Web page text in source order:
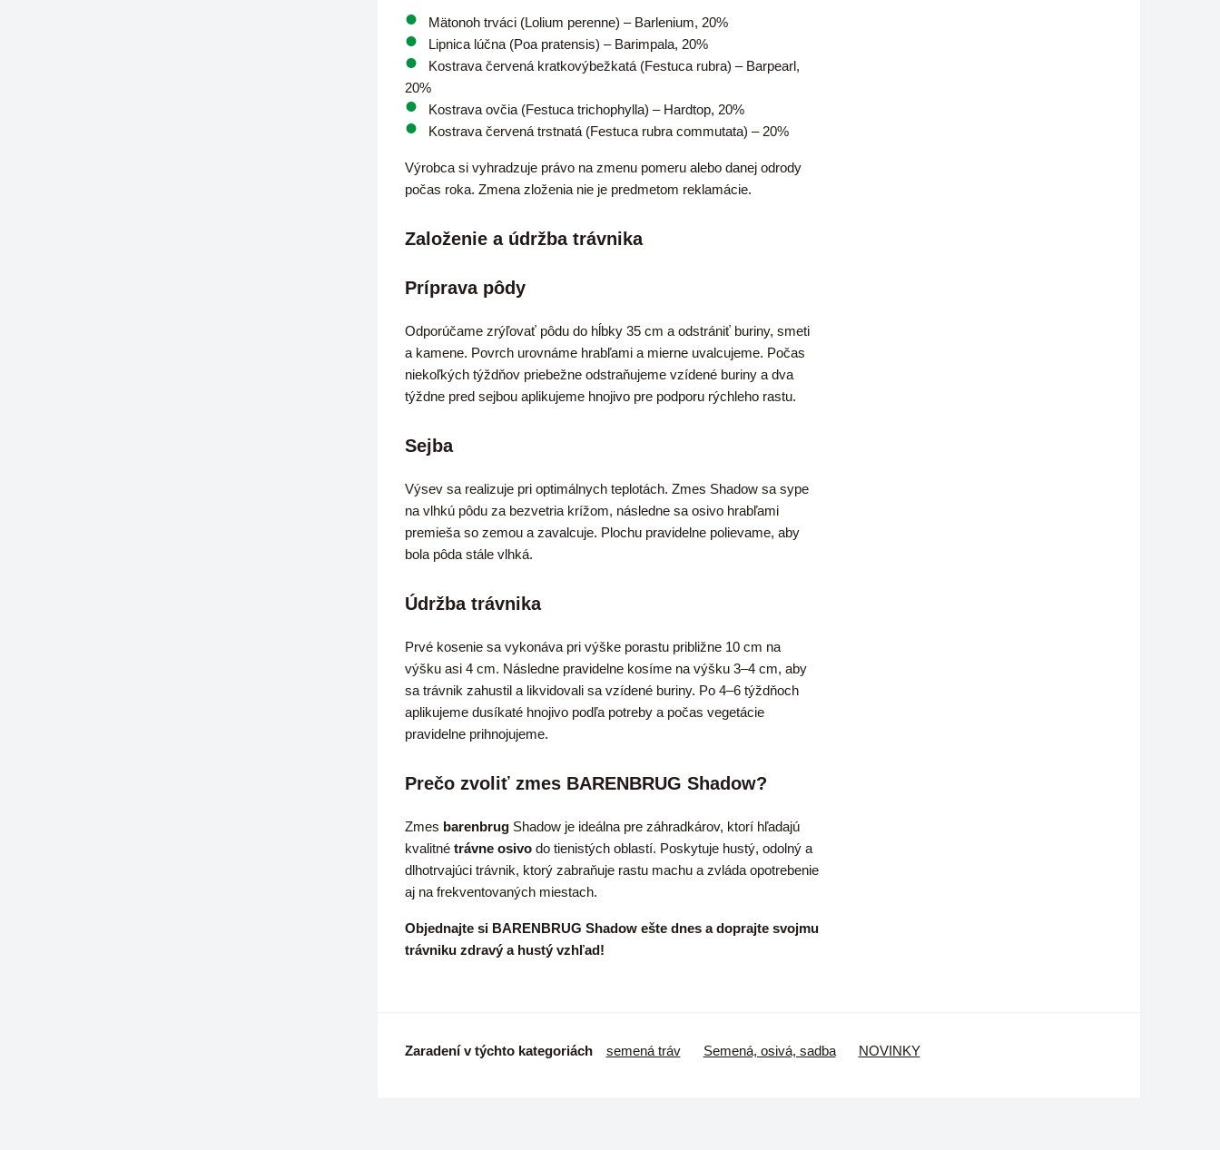
Mätonoh trváci (Lolium perenne) – Barlenium, 20%
Lipnica lúčna (Poa pratensis) – Barimpala, 20%
Kostrava červená kratkovýbežkatá (Festuca rubra) – Barpearl,
20%
Kostrava ovčia (Festuca trichophylla) – Hardtop, 20%
Kostrava červená trstnatá (Festuca rubra commutata) – 20%
Výrobca si vyhradzuje právo na zmenu pomeru alebo danej odrody
počas roka. Zmena zloženia nie je predmetom reklamácie.
Založenie a údržba trávnika
Príprava pôdy
Odporúčame zrýľovať pôdu do hĺbky 35 cm a odstrániť buriny, smeti
a kamene. Povrch urovnáme hrabľami a mierne uvalcujeme. Počas
niekoľkých týždňov priebežne odstraňujeme vzídené buriny a dva
týždne pred sejbou aplikujeme hnojivo pre podporu rýchleho rastu.
Sejba
Výsev sa realizuje pri optimálnych teplotách. Zmes Shadow sa sype
na vlhkú pôdu za bezvetria krížom, následne sa osivo hrabľami
premieša so zemou a zavalcuje. Plochu pravidelne polievame, aby
bola pôda stále vlhká.
Údržba trávnika
Prvé kosenie sa vykonáva pri výške porastu približne 10 cm na
výšku asi 4 cm. Následne pravidelne kosíme na výšku 3–4 cm, aby
sa trávnik zahustil a likvidovali sa vzídené buriny. Po 4–6 týždňoch
aplikujeme dusíkaté hnojivo podľa potreby a počas vegetácie
pravidelne prihnojujeme.
Prečo zvoliť zmes BARENBRUG Shadow?
Zmes barenbrugShadow je ideálna pre záhradkárov, ktorí hľadajú
kvalitné trávne osivodo tienistých oblastí. Poskytuje hustý, odolný a
dlhotrvajúci trávnik, ktorý zabraňuje rastu machu a zvláda opotrebenie
aj na frekventovaných miestach.
Objednajte si BARENBRUG Shadow ešte dnes a doprajte svojmu
trávniku zdravý a hustý vzhľad!
Zaradení v týchto kategoriách semená tráv Semená, osivá, sadba NOVINKY